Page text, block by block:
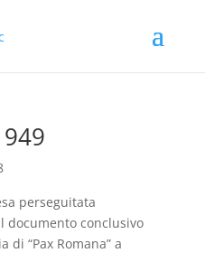
perseguitata
documento conclusivo
di “Pax Romana” a